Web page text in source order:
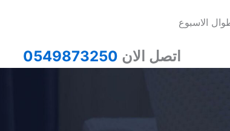
اتصل الان 0549873250